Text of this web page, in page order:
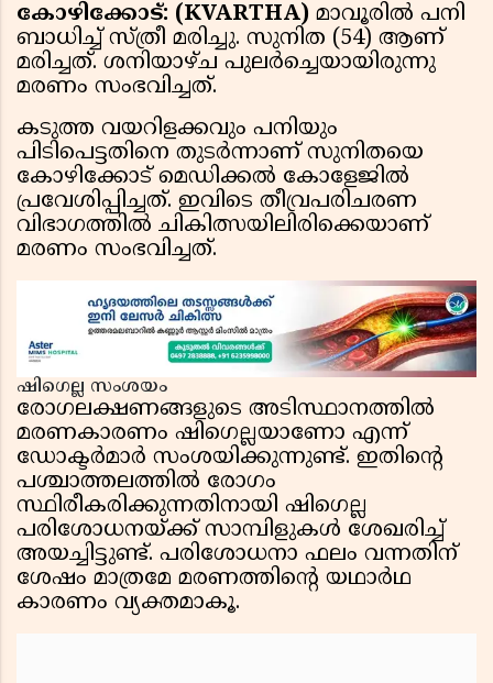
കോഴിക്കോട്: (KVARTHA) മാവൂരിൽ പനി
ബാധിച്ച് സ്ത്രീ മരിച്ചു. സുനിത (54) ആണ്
മരിച്ചത്. ശനിയാഴ്ച പുലർച്ചെയായിരുന്നു
മരണം സംഭവിച്ചത്.
കടുത്ത വയറിളക്കവും പനിയും
പിടിപെട്ടതിനെ തുടർന്നാണ് സുനിതയെ
കോഴിക്കോട് മെഡിക്കൽ കോളേജിൽ
പ്രവേശിപ്പിച്ചത്. ഇവിടെ തീവ്രപരിചരണ
വിഭാഗത്തിൽ ചികിത്സയിലിരിക്കെയാണ്
മരണം സംഭവിച്ചത്.
ഷിഗെല്ല സംശയം
രോഗലക്ഷണങ്ങളുടെ അടിസ്ഥാനത്തിൽ
മരണകാരണം ഷിഗെല്ലയാണോ എന്ന്
ഡോക്ടർമാർ സംശയിക്കുന്നുണ്ട്. ഇതിൻ്റെ
പശ്ചാത്തലത്തിൽ രോഗം
സ്ഥിരീകരിക്കുന്നതിനായി ഷിഗെല്ല
പരിശോധനയ്ക്ക് സാമ്പിളുകൾ ശേഖരിച്ച്
അയച്ചിട്ടുണ്ട്. പരിശോധനാ ഫലം വന്നതിന്
ശേഷം മാത്രമേ മരണത്തിൻ്റെ യഥാർഥ
കാരണം വ്യക്തമാകൂ.